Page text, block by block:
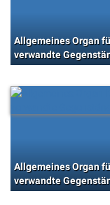
Allgemeines Organ
verwandte
Allgemeines Organ
verwandte